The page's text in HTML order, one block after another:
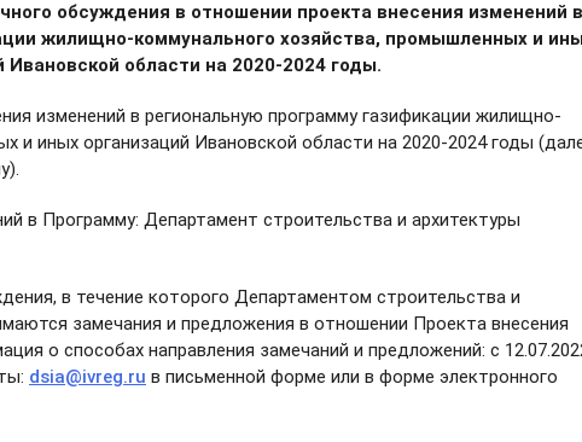
обсуждения в отношении проекта внесения изменений в
жилищно-коммунального хозяйства, промышленных и
Ивановской области на 2020-2024 годы.
изменений в региональную программу газификации жилищно-
и иных организаций Ивановской области на 2020-2024 годы
в Программу: Департамент строительства и архитектуры
в течение которого Департаментом строительства и
замечания и предложения в отношении Проекта внесения
о способах направления замечаний и предложений: с
dsia@ivreg.ru в письменной форме или в форме электронного